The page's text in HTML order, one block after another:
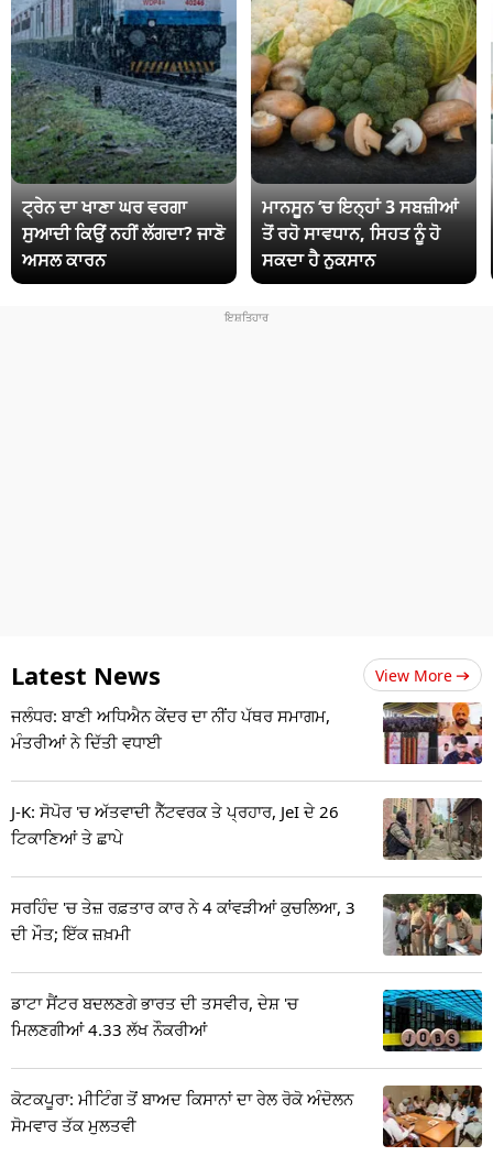
ਟ੍ਰੇਨ ਦਾ ਖਾਣਾ ਘਰ ਵਰਗਾ
ਸੁਆਦੀ ਕਿਉਂ ਨਹੀਂ ਲੱਗਦਾ? ਜਾਣੋ
ਅਸਲ ਕਾਰਨ
ਮਾਨਸੂਨ ‘ਚ ਇਨ੍ਹਾਂ 3 ਸਬਜ਼ੀਆਂ
ਤੋਂ ਰਹੋ ਸਾਵਧਾਨ, ਸਿਹਤ ਨੂੰ ਹੋ
ਸਕਦਾ ਹੈ ਨੁਕਸਾਨ
Latest News View More
ਜਲੰਧਰ: ਬਾਣੀ ਅਧਿਐਨ ਕੇਂਦਰ ਦਾ ਨੀਂਹ ਪੱਥਰ ਸਮਾਗਮ,
ਮੰਤਰੀਆਂ ਨੇ ਦਿੱਤੀ ਵਧਾਈ
J-K: ਸੋਪੋਰ 'ਚ ਅੱਤਵਾਦੀ ਨੈੱਟਵਰਕ ਤੇ ਪ੍ਰਹਾਰ, JeI ਦੇ 26
ਟਿਕਾਣਿਆਂ ਤੇ ਛਾਪੇ
ਸਰਹਿੰਦ 'ਚ ਤੇਜ਼ ਰਫ਼ਤਾਰ ਕਾਰ ਨੇ 4 ਕਾਂਵੜੀਆਂ ਕੁਚਲਿਆ, 3
ਦੀ ਮੌਤ; ਇੱਕ ਜ਼ਖ਼ਮੀ
ਡਾਟਾ ਸੈਂਟਰ ਬਦਲਣਗੇ ਭਾਰਤ ਦੀ ਤਸਵੀਰ, ਦੇਸ਼ 'ਚ
ਮਿਲਣਗੀਆਂ 4.33 ਲੱਖ ਨੌਕਰੀਆਂ
ਕੋਟਕਪੂਰਾ: ਮੀਟਿੰਗ ਤੋਂ ਬਾਅਦ ਕਿਸਾਨਾਂ ਦਾ ਰੇਲ ਰੋਕੋ ਅੰਦੋਲਨ
ਸੋਮਵਾਰ ਤੱਕ ਮੁਲਤਵੀ